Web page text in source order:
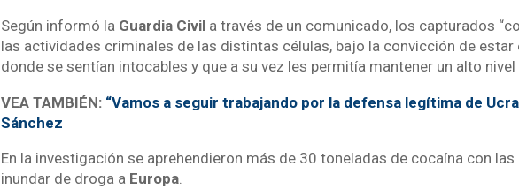
Según informó la Guardia Civila través de un comunicado, los capturados
las actividades criminales de las distintas células, bajo la convicción de estar
donde se sentían intocables y que a su vez les permitía mantener un alto nivel
VEA TAMBIÉN: “Vamos a seguir trabajando por la defensa legítima de
Sánchez
En la investigación se aprehendieron más de 30 toneladas de cocaína con las
inundar de droga a Europa.